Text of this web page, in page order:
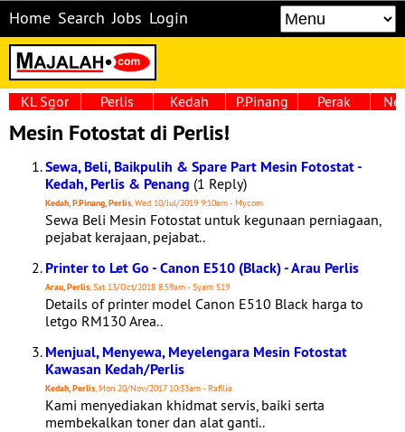
Home Search Jobs Login
KL Sgor Perlis Kedah P.Pinang Perak
Mesin Fotostat di Perlis!
Sewa, Beli, Baikpulih & Spare Part Mesin Fotostat -
Kedah, Perlis & Penang (1 Reply)
Kedah, P.Pinang, Perlis, Wed 10/Jul/2019 9:10am - Mycom
Sewa Beli Mesin Fotostat untuk kegunaan perniagaan,
pejabat kerajaan, pejabat..
Printer to Let Go - Canon E510 (Black) - Arau Perlis
Arau, Perlis, Sat 13/Oct/2018 8:59am - Syam 519
Details of printer model Canon E510 Black harga to
letgo RM130 Area..
Menjual, Menyewa, Meyelengara Mesin Fotostat
Kawasan Kedah/Perlis
Kedah, Perlis, Mon 20/Nov/2017 10:33am - Rafilia
Kami menyediakan khidmat servis, baiki serta
membekalkan toner dan alat ganti..